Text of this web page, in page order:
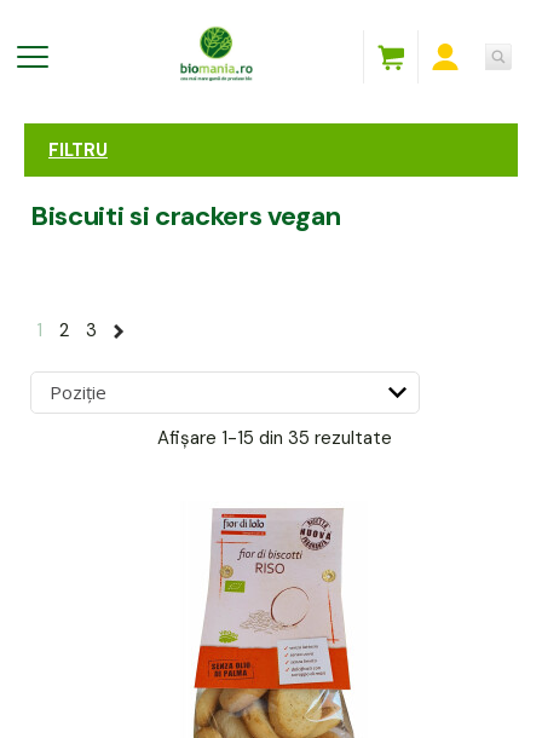
FILTRU
Biscuiti si crackers vegan
1 2 3
Afișare 1-15 din 35 rezultate